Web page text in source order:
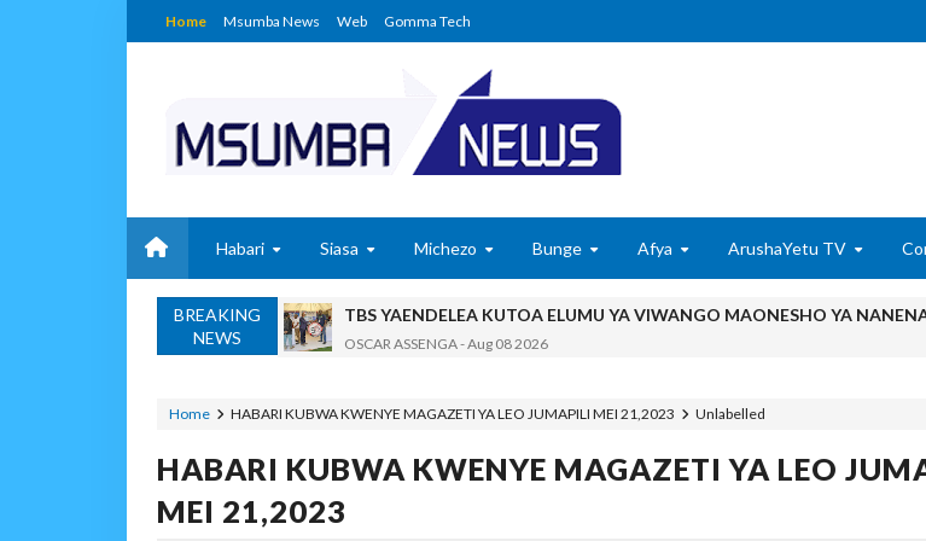
Home Msumba News Web Gomma Tech
Habari Siasa Michezo Bunge Afya ArushaYetu TV
BREAKING
NEWS
TBS YAENDELEA KUTOA ELUMU YA VIWANGO MAONESHO YA
OSCAR ASSENGA-Aug 08 2026
Nilishikilia Cheo Kile Kile Kwa Miaka Kumi, Mpaka Nyota Yangu Ya
Zawadi-Aug 08 2026
Zawadi
Home Unlabelled
HABARI KUBWA KWENYE MAGAZETI YA LEO JUMAPILI MEI 21,2023
HABARI KUBWA KWENYE MAGAZETI YA LEO
MEI 21,2023